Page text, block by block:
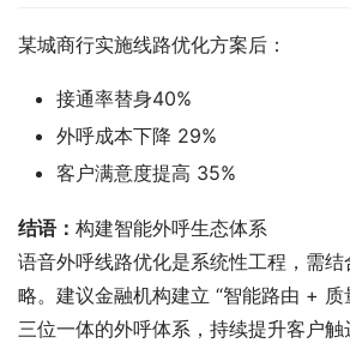
某城商行实施线路优化方案后：
接通率替身40%
外呼成本下降 29%
客户满意度提高 35%
结语： 构建智能外呼生态体系
语音外呼线路优化是系统性工程，需
略。建议金融机构建立 “智能路由 +
三位一体的外呼体系，持续提升客户触